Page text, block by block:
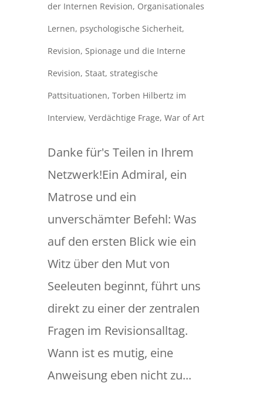
der Internen Revision, Organisationales
Lernen, psychologische Sicherheit,
Revision, Spionage und die Interne
Revision, Staat, strategische
Pattsituationen, Torben Hilbertz im
Interview, Verdächtige Frage, War of Art
Danke für's Teilen in Ihrem
Netzwerk!Ein Admiral, ein
Matrose und ein
unverschämter Befehl: Was
auf den ersten Blick wie ein
Witz über den Mut von
Seeleuten beginnt, führt uns
direkt zu einer der zentralen
Fragen im Revisionsalltag.
Wann ist es mutig, eine
Anweisung eben nicht zu...